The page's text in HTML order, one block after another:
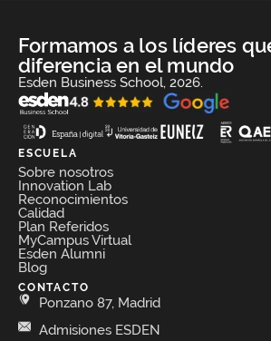
Formamos a los líderes
diferencia en el mundo
Esden Business School, 2026.
ESCUELA
Sobre nosotros
Innovation Lab
Reconocimientos
Calidad
Plan Referidos
MyCampus Virtual
Esden Alumni
Blog
CONTACTO
Ponzano 87, Madrid
Admisiones ESDEN